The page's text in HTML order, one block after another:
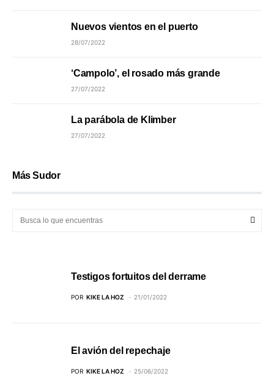
Nuevos vientos en el puerto
28/07/2022
‘Campolo’, el rosado más grande
27/07/2022
La parábola de Klimber
27/07/2022
Más Sudor
Testigos fortuitos del derrame
POR KIKE LA HOZ 21/01/2022
El avión del repechaje
POR KIKE LA HOZ 25/06/2022